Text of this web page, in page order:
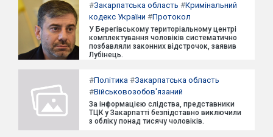
#Закарпатська область #Кримінальний
кодекс України #Протокол
У Берегівському територіальному центрі
комплектування чоловіків систематично
позбавляли законних відстрочок, заявив
Лубінець.
#Політика #Закарпатська область
#Військовозобов'язаний
За інформацією слідства, представники
ТЦК у Закарпатті безпідставно виключили
з обліку понад тисячу чоловіків.